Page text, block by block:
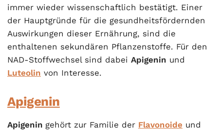
immer wieder wissenschaftlich bestätigt. Einer
der Hauptgründe für die gesundheitsfördernden
Auswirkungen dieser Ernährung, sind die
enthaltenen sekundären Pflanzenstoffe. Für den
NAD-Stoffwechsel sind dabeiApigenin und
Luteolin von Interesse.
Apigenin
Apigenin gehört zur Familie der Flavonoide und